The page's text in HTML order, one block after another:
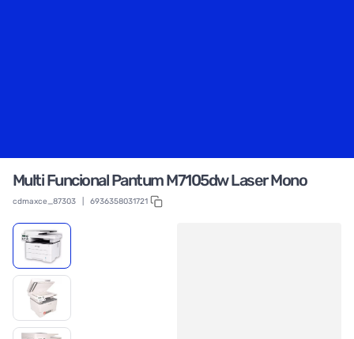
Multi Funcional Pantum M7105dw Laser Mono
cdmaxce_87303 6936358031721